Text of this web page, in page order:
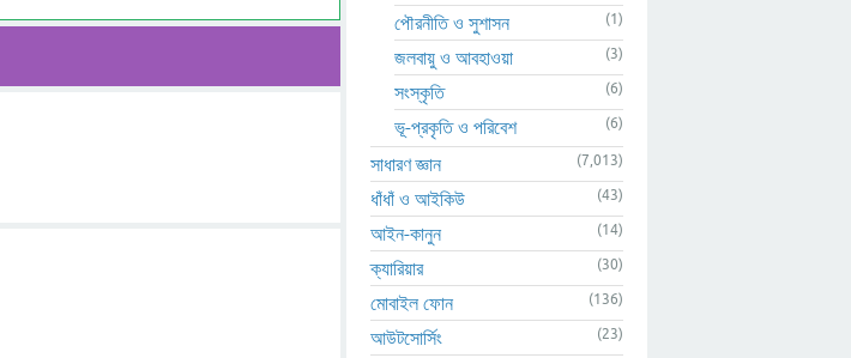
পৌরনীতি ও সুশাসন (1)
জলবায়ু ও আবহাওয়া (3)
সংস্কৃতি (6)
ভূ-প্রকৃতি ও পরিবেশ (6)
সাধারণ জ্ঞান (7,013)
ধাঁধাঁ ও আইকিউ (43)
আইন-কানুন (14)
ক্যারিয়ার (30)
মোবাইল ফোন (136)
আউটসোর্সিং (23)